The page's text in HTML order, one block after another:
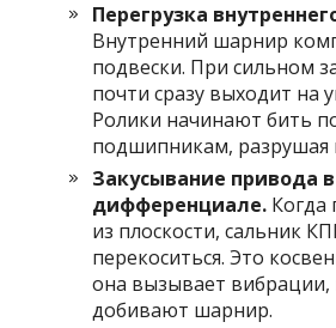
Перегрузка
Внутренний шарнир
подвески. При сильном
почти сразу выходит на
Ролики начинают бить
подшипникам, разрушая
Закусывание привода в
дифференциале. Когда
из плоскости, сальник
перекоситься. Это
она вызывает вибрации,
добивают шарнир.